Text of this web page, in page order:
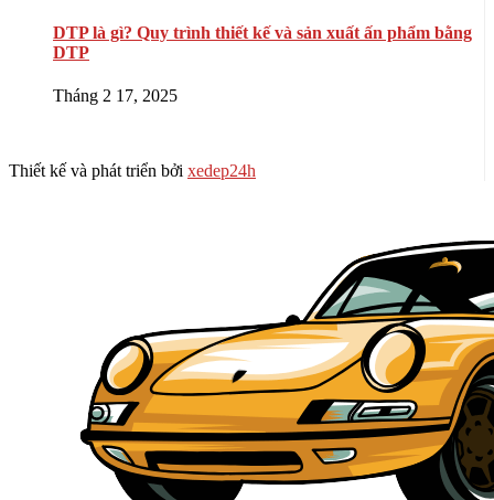
DTP là gì? Quy trình thiết kế và sản xuất ấn phẩm bằng
DTP
Tháng 2 17, 2025
Thiết kế và phát triển bởi xedep24h